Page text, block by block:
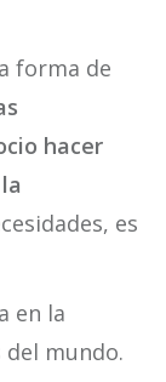
forma de
hacer
es
en la
mundo.